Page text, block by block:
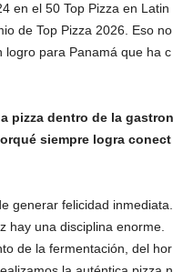
en el 50 Top Pizza en Latin
de Top Pizza 2026. Eso no
logro para Panamá que ha c
pizza dentro de la gastron
siempre logra conect
generar felicidad inmediata.
hay una disciplina enorme.
de la fermentación, del hor